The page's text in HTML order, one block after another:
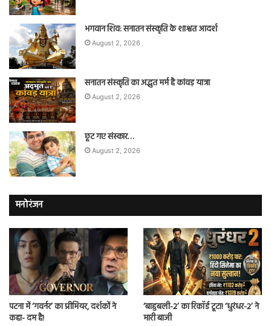
भगवान शिव: सनातन संस्कृति के शाश्वत आदर्श
August 2, 2026
सनातन संस्कृति का अद्भुत मर्म है कांवड़ यात्रा
August 2, 2026
छूट गए संस्कार…
August 2, 2026
मनोरंजन
पटना में ‘गवर्नर’ का प्रीमियर, दर्शकों ने
कहा- दम है!
‘बाहुबली-2’ का रिकॉर्ड टूटा! ‘धुरंधर-2’ ने
मारी बाजी